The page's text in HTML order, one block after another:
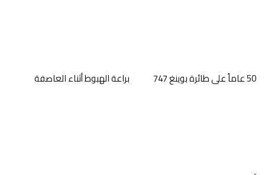
ألوان من عالم الطيران
براعة الهبوط أثناء العاصفة 50 عاماً على طائرة بوينغ 747